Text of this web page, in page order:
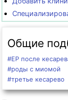
Общие
#ЕР после
#роды с миомой
#третье кесарево